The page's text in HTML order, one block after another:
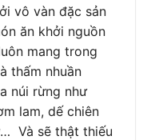
vô vàn đặc sản
ăn khởi nguồn
mang trong
thấm nhuần
núi rừng như
lam, dế chiên
Và sẽ thật thiếu